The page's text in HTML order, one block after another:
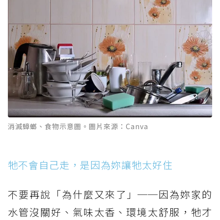
消滅蟑螂、食物示意圖。圖片來源：Canva
牠不會自己走，是因為妳讓牠太好住
不要再說「為什麼又來了」──因為妳家的
水管沒關好、氣味太香、環境太舒服，牠才